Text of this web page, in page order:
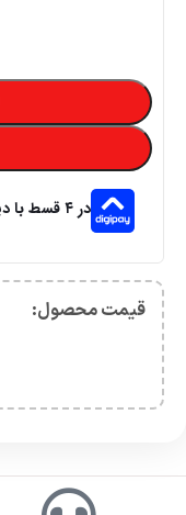
در ۴ قسط با دیجی‌پی
قیمت محصول:​